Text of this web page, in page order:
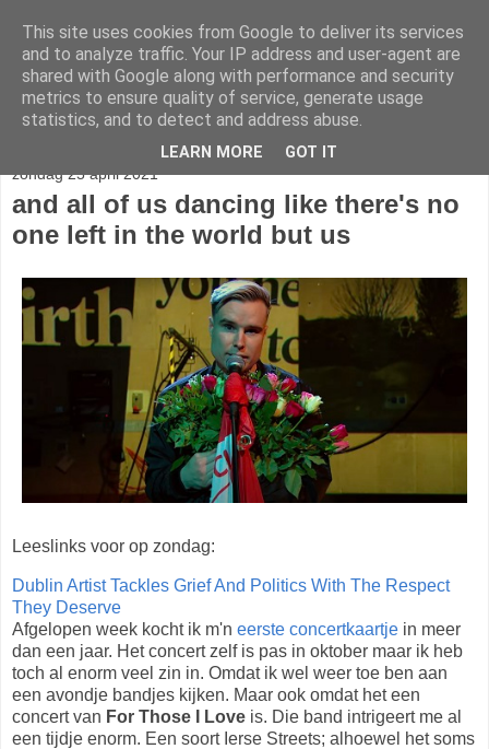
stereo
zondag 25 april 2021
and all of us dancing like there's no
one left in the world but us
Leeslinks voor op zondag:
Dublin Artist Tackles Grief And Politics With The Respect
They Deserve
Afgelopen week kocht ik m'n eerste concertkaartje in meer
dan een jaar. Het concert zelf is pas in oktober maar ik heb
toch al enorm veel zin in. Omdat ik wel weer toe ben aan
een avondje bandjes kijken. Maar ook omdat het een
concert van For Those I Love is. Die band intrigeert me al
een tijdje enorm. Een soort Ierse Streets; alhoewel het soms
This site uses cookies from Google to deliver its services
and to analyze traffic. Your IP address and user-agent are
shared with Google along with performance and security
metrics to ensure quality of service, generate usage
statistics, and to detect and address abuse.
LEARN MORE GOT IT